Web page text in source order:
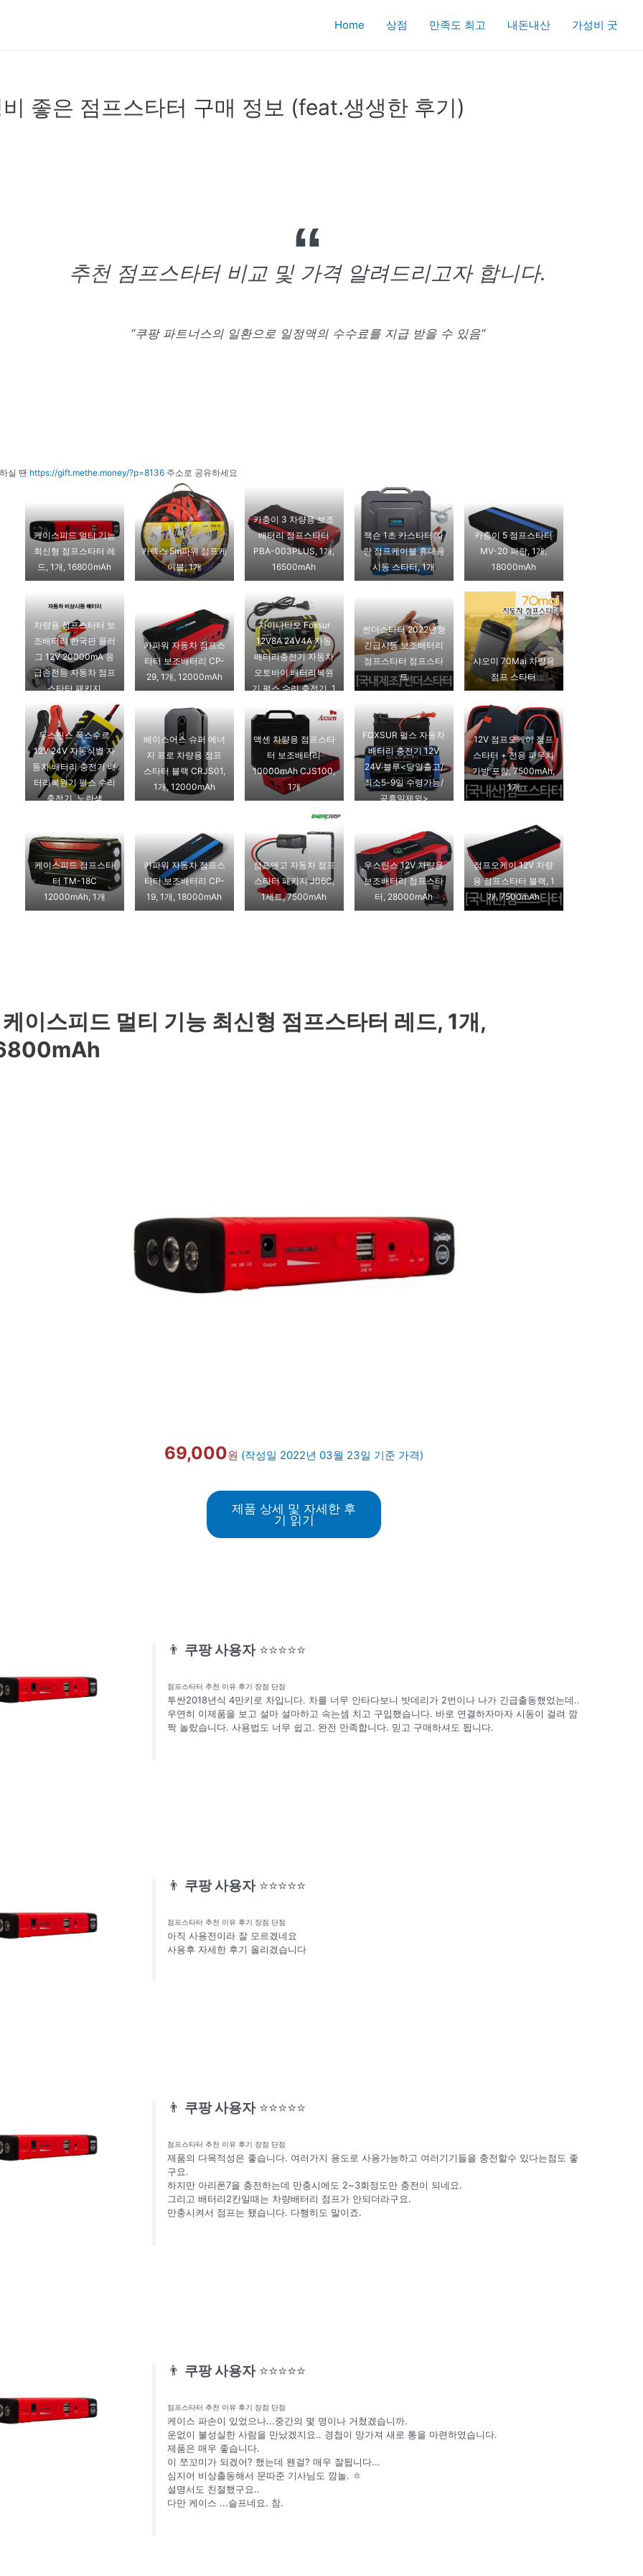
Home 상점 만족도 최고 내돈내산 가성비 굿
좋은 점프스타터 구매 정보 (feat.생생한 후기)
추천 점프스타터 비교 및 가격 알려드리고자 합니다.
“쿠팡 파트너스의 일환으로 일정액의 수수료를 지급 받을 수 있음”
실 땐 https://gift.methe.money/?p=8136주소로 공유하세요
케이스피드 멀티 기능
최신형 점프스타터 레
드, 1개, 16800mAh
카렉스 5m파워 점프케
이블, 1개
카충이 3 차량용 보조
배터리 점프스타터
PBA-003PLUS, 1개,
16500mAh
잭슨 1초 카스타터 차
량 점프케이블 휴대용
시동 스타터, 1개
카충이 5 점프스타터
MV-20 파랑, 1개,
18000mAh
차량용 점프스타터 보
조배터리 한국판 플러
그 12V 20000mA 응
급손전등 자동차 점프
스타터 패키지
카파워 자동차 점프스
타터 보조배터리 CP-
29, 1개, 12000mAh
차이나타오 Foxsur
12V8A 24V4A 자동
배터리충전기 자동차
오토바이 배터리복원
기 펄스 수리 충전기, 1
썬더스타터 2022년형
긴급시동 보조배터리
점프스타터 점프스타
트
샤오미 70Mai 차량용
점프 스타터
우스틴스 폭스수르
12V 24V 자동식별 자
동차 배터리 충전기 배
터리복원기 펄스 수리
충전기, 노란색
베이스어스 슈퍼 에너
지 프로 차량용 점프
스타터 블랙 CRJS01,
1개, 12000mAh
액센 차량용 점프스타
터 보조배터리
10000mAh CJS100,
1개
FOXSUR 펄스 자동차
배터리 충전기 12V
24V 블루<당일출고/
최소5-9일 수령가능/
공휴일제외>
12V 점프오케이 점프
스타터 + 전용 파우치
가방 포함, 7500mAh,
1개
케이스피드 점프스타
터 TM-18C
12000mAh, 1개
카파워 자동차 점프스
타터 보조배터리 CP-
19, 1개, 18000mAh
점프앤고 자동차 점프
스타터 패키지 J06C,
1세트, 7500mAh
우스틴스 12V 차량용
보조배터리 점프스타
터, 28000mAh
점프오케이 12V 차량
용 점프스타터 블랙, 1
개, 7500mAh
케이스피드 멀티 기능 최신형 점프스타터 레드, 1개,
69,000원 (작성일 2022년 03월 23일 기준 가격)
제품 상세 및 자세한 후
기 읽기
👨 쿠팡 사용자 ⭐⭐⭐⭐⭐
점프스타터 추천 이유 후기 장점 단점
투싼2018년식 4만키로 차입니다. 차를 너무 안타다보니 밧데리가 2번이나 나가 긴급출동했었는데..
우연히 이제품을 보고 설마 설마하고 속는셈 치고 구입했습니다. 바로 연결하자마자 시동이 걸려 깜
짝 놀랐습니다. 사용법도 너무 쉽고. 완전 만족합니다. 믿고 구매하셔도 됩니다.
👨 쿠팡 사용자 ⭐⭐⭐⭐⭐
점프스타터 추천 이유 후기 장점 단점
아직 사용전이라 잘 모르겠네요
사용후 자세한 후기 올리겠습니다
👨 쿠팡 사용자 ⭐⭐⭐⭐⭐
점프스타터 추천 이유 후기 장점 단점
제품의 다목적성은 좋습니다. 여러가지 용도로 사용가능하고 여러기기들을 충전할수 있다는점도 좋
구요.
하지만 아리폰7을 충전하는데 만충시에도 2~3회정도만 충전이 되네요.
그리고 배터리2칸일때는 차량배터리 점프가 안되더라구요.
만충시켜서 점프는 됐습니다. 다행히도 말이죠.
👨 쿠팡 사용자 ⭐⭐⭐⭐⭐
점프스타터 추천 이유 후기 장점 단점
케이스 파손이 있었으나...중간의 몇 명이나 거쳤겠습니까.
운없이 불성실한 사람을 만났겠지요.. 경첩이 망가져 새로 통을 마련하였습니다.
제품은 매우 좋습니다.
이 쪼꼬미가 되겠어? 했는데 왠걸? 매우 잘됩니다...
심지어 비상출동해서 문따준 기사님도 깜놀. ㅎ
설명서도 친절했구요..
다만 케이스 ...슬프네요. 참.